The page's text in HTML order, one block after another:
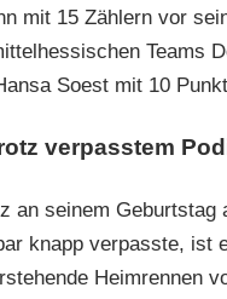
mit 15 Zählern vor
Teams
Soest mit 10
verpasstem
an seinem
knapp verpasste, ist
Heimrennen